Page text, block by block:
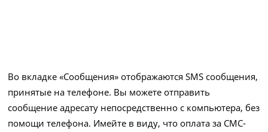
Во вкладке «Сообщения» отображаются SMS сообщения,
принятые на телефоне. Вы можете отправить
сообщение адресату непосредственно с компьютера, без
помощи телефона. Имейте в виду, что оплата за СМС-